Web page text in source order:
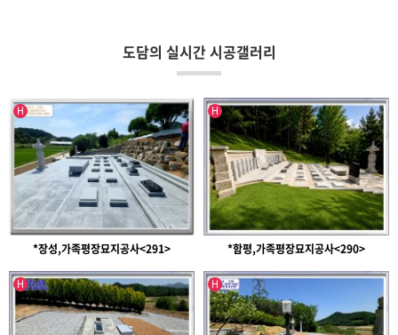
도담의 실시간 시공갤러리
H
인기글
*장성,가족평장묘지공사<291>
H
인기글
*함평,가족평장묘지공사<290>
H
인기글
H
인기글